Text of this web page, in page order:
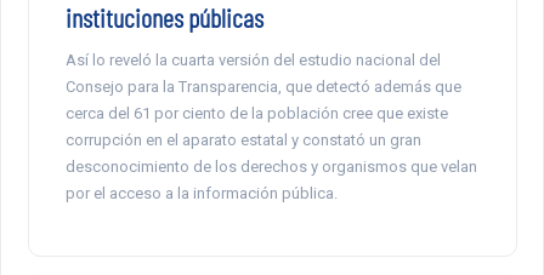
instituciones públicas
Así lo reveló la cuarta versión del estudio nacional del
Consejo para la Transparencia, que detectó además que
cerca del 61 por ciento de la población cree que existe
corrupción en el aparato estatal y constató un gran
desconocimiento de los derechos y organismos que velan
por el acceso a la información pública.